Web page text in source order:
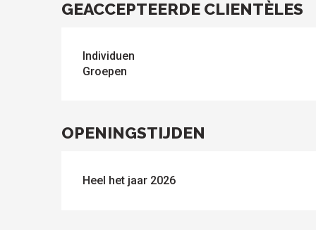
GEACCEPTEERDE CLIENTÈLES
Individuen
Groepen
OPENINGSTIJDEN
Heel het jaar 2026